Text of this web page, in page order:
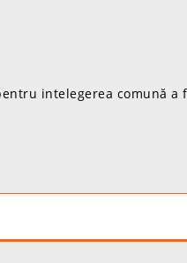
intelegerea comună a